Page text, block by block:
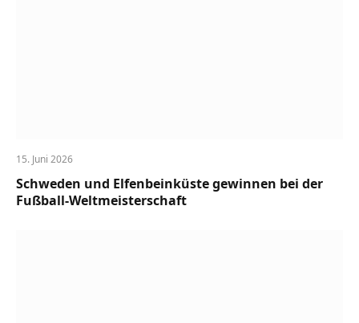
15. Juni 2026
Schweden und Elfenbeinküste gewinnen bei der
Fußball-Weltmeisterschaft